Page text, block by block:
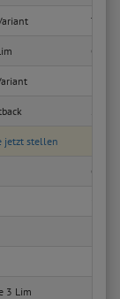
jetzt stellen
C 180
3 Lim